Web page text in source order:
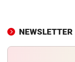
NEWSLETTER